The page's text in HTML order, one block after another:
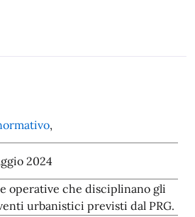
,
2024
operative che disciplinano gli
urbanistici previsti dal PRG.